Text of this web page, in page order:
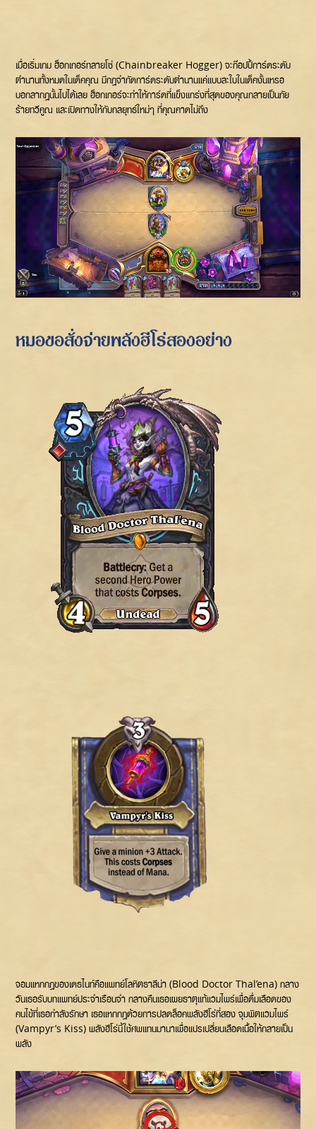
เมื่อเริ่มเกม ฮ็อกเกอร์ทลายโซ่ (Chainbreaker Hogger) จะก๊อปปี้การ์ดระดับ
ตำนานทั้งหมดในเด็คคุณ มีกฎจำกัดการ์ดระดับตำนานแค่แบบละใบในเด็คงั้นเหรอ
บอกลากฎนั้นไปได้เลย ฮ็อกเกอร์จะทำให้การ์ดที่แข็งแกร่งที่สุดของคุณกลายเป็นภัย
ร้ายทวีคูณ และเปิดทางให้กับกลยุทธ์ใหม่ๆ ที่คุณคาดไม่ถึง
หมอขอสั่งจ่ายพลังฮีโร่สองอย่าง
จอมแหกกฎของเดธไนท์คือแพทย์โลหิตธาลีน่า (Blood Doctor Thal’ena) กลาง
วันเธอรับบทแพทย์ประจำเรือนจำ กลางคืนเธอเผยธาตุแท้แวมไพร์เพื่อดื่มเลือดของ
คนไข้ที่เธอกำลังรักษา เธอแหกกฎด้วยการปลดล็อคพลังฮีโร่ที่สอง จุมพิตแวมไพร์
(Vampyr’s Kiss) พลังฮีโร่นี้ใช้ศพแทนมานาเพื่อแปรเปลี่ยนเลือดเนื้อให้กลายเป็น
พลัง